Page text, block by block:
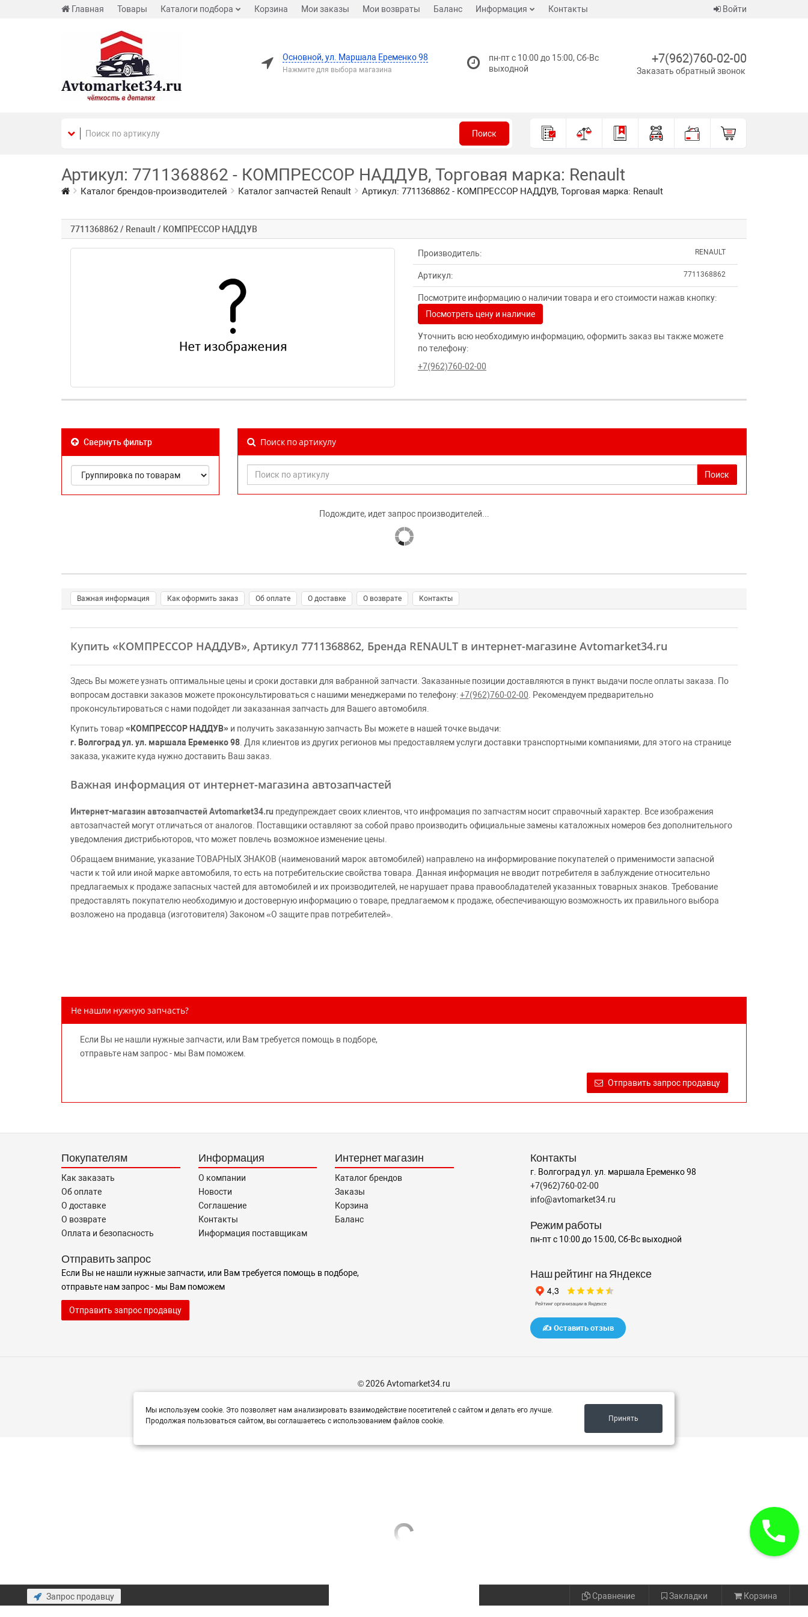
Главная Товары Каталоги подбора Корзина Мои заказы Мои возвраты Баланс Информация Контакты Войти
Основной, ул. Маршала Еременко 98
Нажмите для выбора магазина
пн-пт с 10:00 до 15:00, Сб-Вс
выходной
+7(962)760-02-00
Заказать обратный звонок
Поиск
Артикул: 7711368862 - КОМПРЕССОР НАДДУВ, Торговая марка: Renault
Каталог брендов-производителей Каталог запчастей Renault Артикул: 7711368862 - КОМПРЕССОР НАДДУВ, Торговая марка: Renault
7711368862 / Renault / КОМПРЕССОР НАДДУВ
Производитель: RENAULT
Артикул: 7711368862
Посмотрите информацию о наличии товара и его стоимости нажав кнопку:
Посмотреть цену и наличие
Уточнить всю необходимую информацию, оформить заказ вы также можете
по телефону:
+7(962)760-02-00
Свернуть фильтр Поиск по артикулу
Поиск
Подождите, идет запрос производителей...
Важная информация Как оформить заказ Об оплате О доставке О возврате Контакты
Купить «КОМПРЕССОР НАДДУВ», Артикул 7711368862, Бренда RENAULT в интернет-магазине Avtomarket34.ru
Здесь Вы можете узнать оптимальные цены и сроки доставки для вабранной запчасти. Заказанные позиции доставляются в пункт выдачи после оплаты заказа. По
вопросам доставки заказов можете проконсультироваться с нашими менеджерами по телефону:+7(962)760-02-00 . Рекомендуем предварительно
проконсультироваться с нами подойдет ли заказанная запчасть для Вашего автомобиля.
Купить товар«КОМПРЕССОР НАДДУВ» и получить заказанную запчасть Вы можете в нашей точке выдачи:
г. Волгоград ул. ул. маршала Еременко 98 . Для клиентов из других регионов мы предоставляем услуги доставки транспортными компаниями, для этого на странице
заказа, укажите куда нужно доставить Ваш заказ.
Важная информация от интернет-магазина автозапчастей
Интернет-магазин автозапчастей Avtomarket34.ru предупреждает своих клиентов, что инфромация по запчастям носит справочный характер. Все изображения
автозапчастей могут отличаться от аналогов. Поставщики оставляют за собой право производить официальные замены каталожных номеров без дополнительного
уведомления дистрибьюторов, что может повлечь возможное изменение цены.
Обращаем внимание, указание ТОВАРНЫХ ЗНАКОВ (наименований марок автомобилей) направлено на информирование покупателей о применимости запасной
части к той или иной марке автомобиля, то есть на потребительские свойства товара. Данная информация не вводит потребителя в заблуждение относительно
предлагаемых к продаже запасных частей для автомобилей и их производителей, не нарушает права правообладателей указанных товарных знаков. Требование
предоставлять покупателю необходимую и достоверную информацию о товаре, предлагаемом к продаже, обеспечивающую возможность их правильного выбора
возложено на продавца (изготовителя) Законом «О защите прав потребителей».
Не нашли нужную запчасть?
Если Вы не нашли нужные запчасти, или Вам требуется помощь в подборе,
отправьте нам запрос - мы Вам поможем.
Отправить запрос продавцу
Покупателям
Как заказать
Об оплате
О доставке
О возврате
Оплата и безопасность
Информация
О компании
Новости
Соглашение
Контакты
Информация поставщикам
Интернет магазин
Каталог брендов
Заказы
Корзина
Баланс
Отправить запрос
Если Вы не нашли нужные запчасти, или Вам требуется помощь в подборе,
отправьте нам запрос - мы Вам поможем
Отправить запрос продавцу
Контакты
г. Волгоград ул. ул. маршала Еременко 98
+7(962)760-02-00
info@avtomarket34.ru
Режим работы
пн-пт с 10:00 до 15:00, Сб-Вс выходной
Наш рейтинг на Яндексе
✍️ Оставить отзыв
© 2026 Avtomarket34.ru
Мы используем cookie. Это позволяет нам анализировать взаимодействие посетителей с сайтом и делать его лучше.
Продолжая пользоваться сайтом, вы соглашаетесь с использованием файлов cookie.
Принять
Запрос продавцу Сравнение Закладки Корзина